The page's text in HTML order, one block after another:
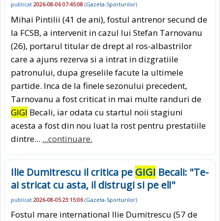
publicat 2026-08-06 07:45:08 (Gazeta-Sporturilor)
Mihai Pintilii (41 de ani), fostul antrenor secund de
la FCSB, a intervenit in cazul lui Stefan Tarnovanu
(26), portarul titular de drept al ros-albastrilor
care a ajuns rezerva si a intrat in dizgratiile
patronului, dupa greselile facute la ultimele
partide. Inca de la finele sezonului precedent,
Tarnovanu a fost criticat in mai multe randuri de
GIGI Becali, iar odata cu startul noii stagiuni
acesta a fost din nou luat la rost pentru prestatiile
dintre... ...continuare.
Ilie Dumitrescu il critica pe GIGI Becali: "Te-
ai stricat cu asta, il distrugi si pe el!"
publicat 2026-08-05 23:15:06(Gazeta-Sporturilor)
Fostul mare international Ilie Dumitrescu (57 de